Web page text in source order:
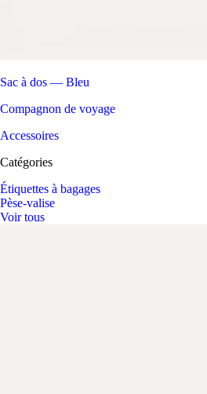
Sac à dos — Bleu
Compagnon de voyage
Accessoires
Catégories
Étiquettes à bagages
Pèse-valise
Voir tous